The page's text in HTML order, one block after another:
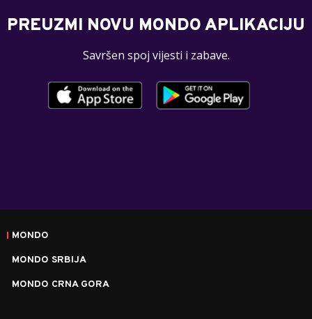
PREUZMI NOVU MONDO APLIKACIJU
Savršen spoj vijesti i zabave.
MONDO
MONDO SRBIJA
MONDO CRNA GORA